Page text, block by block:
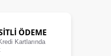
ÖDEME
Kartlarında